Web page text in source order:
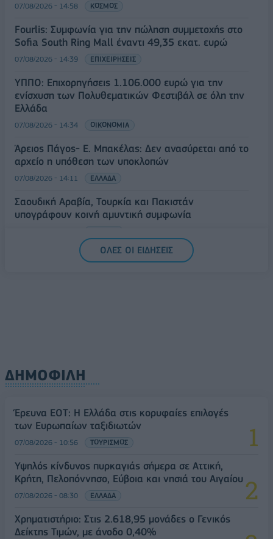
07/08/2026 - 14:58 ΚΟΣΜΟΣ
Fourlis: Συμφωνία για την πώληση συμμετοχής στο
Sofia South Ring Mall έναντι 49,35 εκατ. ευρώ
07/08/2026 - 14:39 ΕΠΙΧΕΙΡΗΣΕΙΣ
ΥΠΠΟ: Επιχορηγήσεις 1.106.000 ευρώ για την
ενίσχυση των Πολυθεματικών Φεστιβάλ σε όλη την
Ελλάδα
07/08/2026 - 14:34 ΟΙΚΟΝΟΜΙΑ
Άρειος Πάγος- Ε. Μπακέλας: Δεν ανασύρεται από το
αρχείο η υπόθεση των υποκλοπών
07/08/2026 - 14:11 ΕΛΛΑΔΑ
Σαουδική Αραβία, Τουρκία και Πακιστάν
υπογράφουν κοινή αμυντική συμφωνία
ΟΛΕΣ ΟΙ ΕΙΔΗΣΕΙΣ
ΔΗΜΟΦΙΛΗ
Έρευνα ΕΟΤ: Η Ελλάδα στις κορυφαίες επιλογές
των Ευρωπαίων ταξιδιωτών
07/08/2026 - 10:56 ΤΟΥΡΙΣΜΟΣ
Υψηλός κίνδυνος πυρκαγιάς σήμερα σε Αττική,
Κρήτη, Πελοπόννησο, Εύβοια και νησιά του Αιγαίου
07/08/2026 - 08:30 ΕΛΛΑΔΑ
Χρηματιστήριο: Στις 2.618,95 μονάδες ο Γενικός
Δείκτης Τιμών, με άνοδο 0,40%